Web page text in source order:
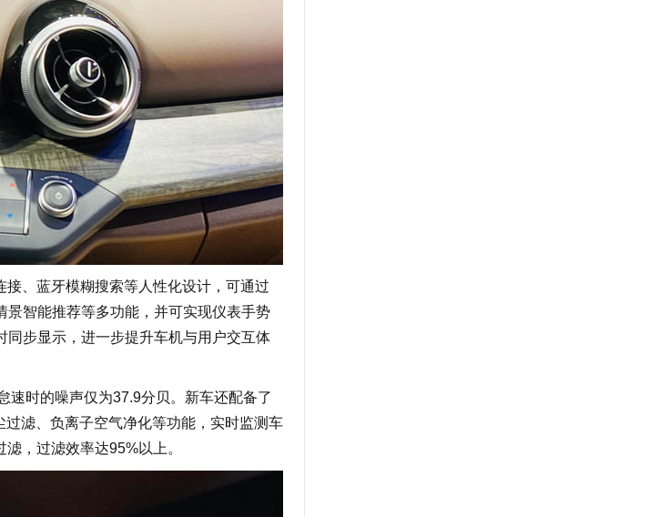
、蓝牙模糊搜索等人性化设计，可通过
智能推荐等多功能，并可实现仪表手势
步显示，进一步提升车机与用户交互体
时的噪声仅为37.9分贝。新车还配备了
滤、负离子空气净化等功能，实时监测车
，过滤效率达95%以上。